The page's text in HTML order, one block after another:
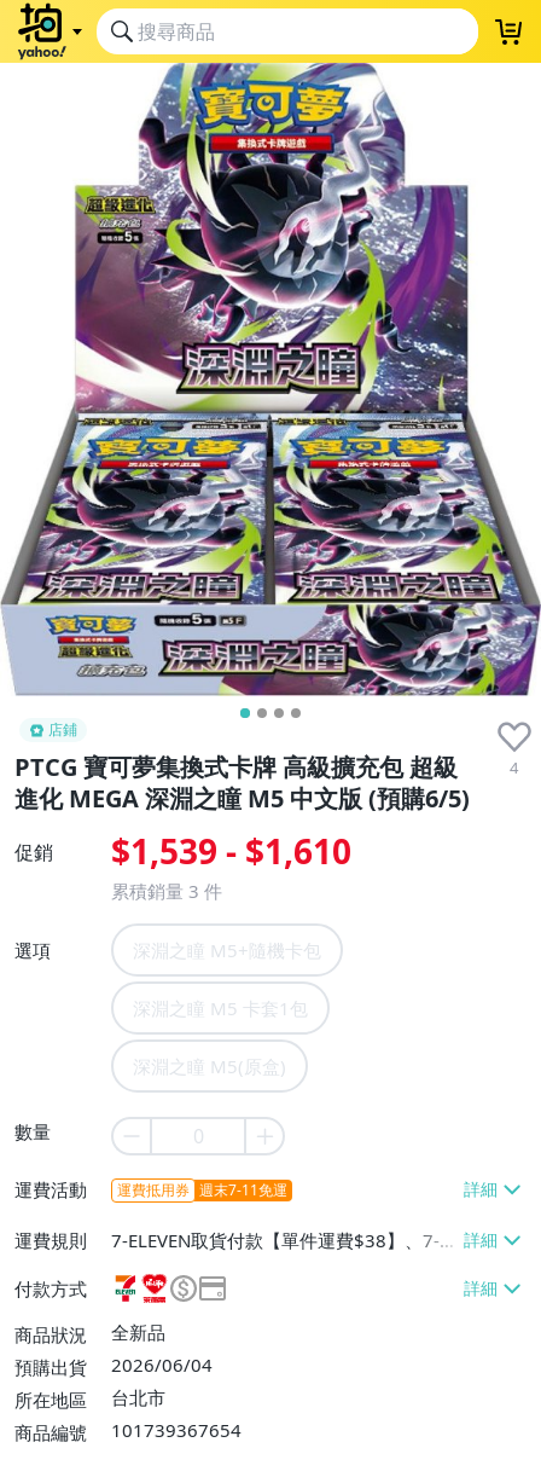
店鋪
PTCG 寶可夢集換式卡牌 高級擴充包 超級
進化 MEGA 深淵之瞳 M5 中文版 (預購6/5)
4
促銷 $1,539 - $1,610
累積銷量 3 件
選項 深淵之瞳 M5+隨機卡包
深淵之瞳 M5 卡套1包
深淵之瞳 M5(原盒)
數量
運費活動 運費抵用券 週末7-11免運
運費規則
7-ELEVEN取貨付款【單件運費$38】、7-EL
EVEN取貨不付款【單件運費$38】、萊爾富
取貨付款【單件運費$60】、宅配/貨運【單
件運費$99、消費滿$3000免運費】、低溫
配送【單件運費$250】、大型/超重物品運
送【單件運費$500】
付款方式
商品狀況
全新品
預購出貨
2026/06/04
所在地區
台北市
商品編號
101739367654